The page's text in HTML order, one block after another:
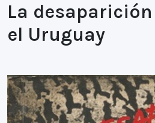
La
el Uruguay